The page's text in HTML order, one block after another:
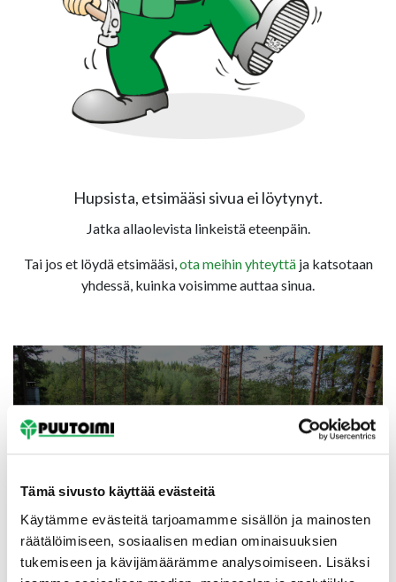
Tämä sivusto käyttää evästeitä
Käytämme evästeitä tarjoamamme sisällön ja mainosten
räätälöimiseen, sosiaalisen median ominaisuuksien
tukemiseen ja kävijämäärämme analysoimiseen. Lisäksi
Hupsista, etsimääsi sivua ei löytynyt.
Jatka allaolevista linkeistä eteenpäin.
Tai jos et löydä etsimääsi,ota meihin yhteyttäja katsotaan
yhdessä, kuinka voisimme auttaa sinua.
Etusivu